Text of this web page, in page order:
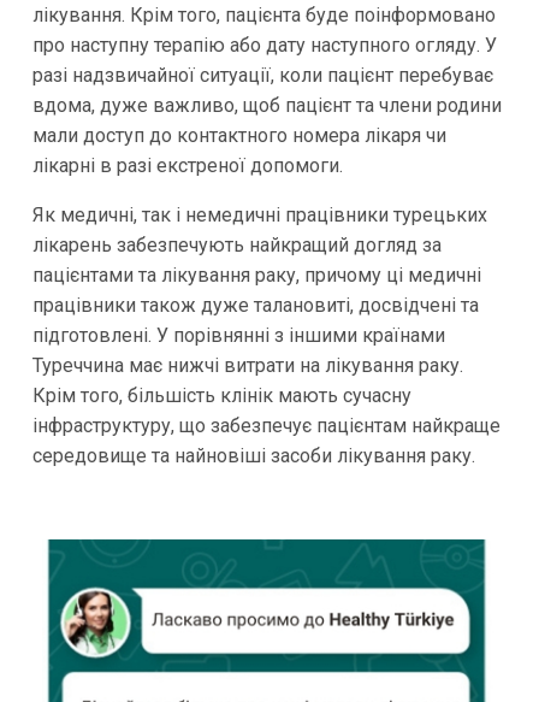
лікування. Крім того, пацієнта буде поінформовано
про наступну терапію або дату наступного огляду. У
разі надзвичайної ситуації, коли пацієнт перебуває
вдома, дуже важливо, щоб пацієнт та члени родини
мали доступ до контактного номера лікаря чи
лікарні в разі екстреної допомоги.
Як медичні, так і немедичні працівники турецьких
лікарень забезпечують найкращий догляд за
пацієнтами та лікування раку, причому ці медичні
працівники також дуже талановиті, досвідчені та
підготовлені. У порівнянні з іншими країнами
Туреччина має нижчі витрати на лікування раку.
Крім того, більшість клінік мають сучасну
інфраструктуру, що забезпечує пацієнтам найкраще
середовище та найновіші засоби лікування раку.